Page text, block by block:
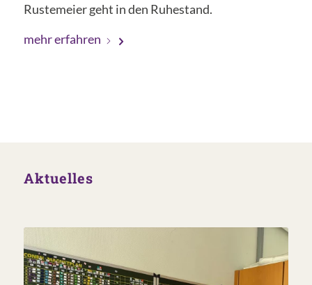
Rustemeier geht in den Ruhestand.
mehr erfahren
Aktuelles